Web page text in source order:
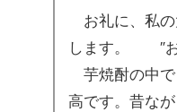
お礼に、私の
します。 ″
芋焼酎の中で
高です。昔な